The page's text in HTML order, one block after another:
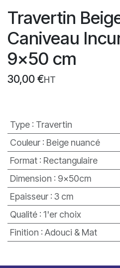
Travertin
Caniveau
9x50 cm
30,00 €HT
Type: Travertin
Couleur: Beige nuancé
Format: Rectangulaire
Dimension : 9x50cm
Epaisseur: 3 cm
Qualité: 1'er choix
Finition : Adouci & Mat